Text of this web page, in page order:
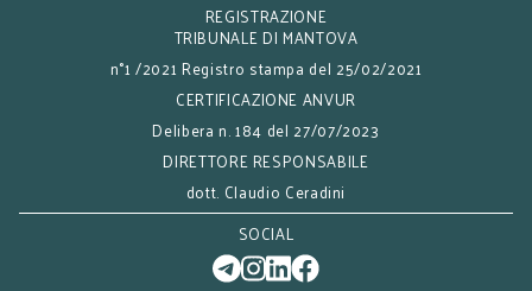
REGISTRAZIONE
TRIBUNALE DI MANTOVA
n°1 /2021 Registro stampa del 25/02/2021
CERTIFICAZIONE ANVUR
Delibera n. 184 del 27/07/2023
DIRETTORE RESPONSABILE
dott. Claudio Ceradini
SOCIAL